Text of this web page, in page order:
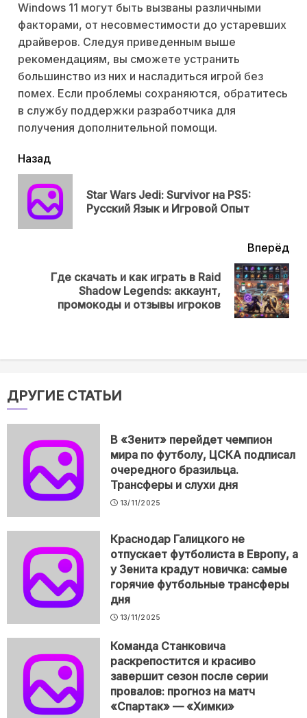
Windows 11 могут быть вызваны различными
факторами, от несовместимости до устаревших
драйверов. Следуя приведенным выше
рекомендациям, вы сможете устранить
большинство из них и насладиться игрой без
помех. Если проблемы сохраняются, обратитесь
в службу поддержки разработчика для
получения дополнительной помощи.
читать
еще
Назад
Star Wars Jedi: Survivor на PS5:
Русский Язык и Игровой Опыт
Вперёд
Где скачать и как играть в Raid
Shadow Legends: аккаунт,
промокоды и отзывы игроков
ДРУГИЕ СТАТЬИ
В «Зенит» перейдет чемпион
мира по футболу, ЦСКА подписал
очередного бразильца.
Трансферы и слухи дня
13/11/2025
Краснодар Галицкого не
отпускает футболиста в Европу, а
у Зенита крадут новичка: самые
горячие футбольные трансферы
дня
13/11/2025
Команда Станковича
раскрепостится и красиво
завершит сезон после серии
провалов: прогноз на матч
«Спартак» — «Химки»